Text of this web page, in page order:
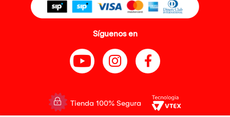
Síguenos en
Tienda 100% Segura